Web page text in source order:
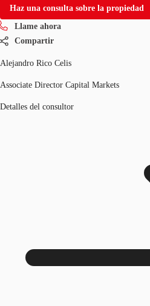
Haz una consulta sobre la propiedad
Llame ahora
Compartir
Alejandro Rico Celis
Associate Director Capital Markets
Detalles del consultor